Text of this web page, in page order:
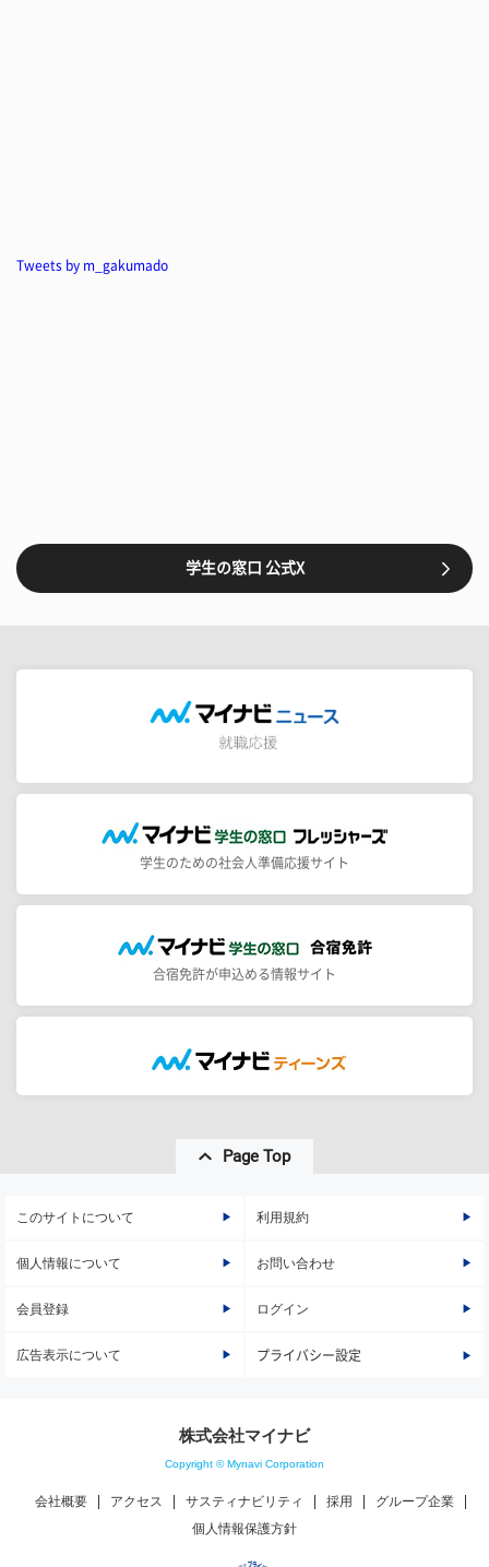
Tweets by m_gakumado
学生の窓口 公式X
学生のための社会人準備応援サイト
合宿免許が申込める情報サイト
Page Top
このサイトについて 利用規約
個人情報について お問い合わせ
会員登録 ログイン
広告表示について プライバシー設定
株式会社マイナビ
Copyright © Mynavi Corporation
会社概要 アクセス サスティナビリティ 採用
グループ企業
個人情報保護方針